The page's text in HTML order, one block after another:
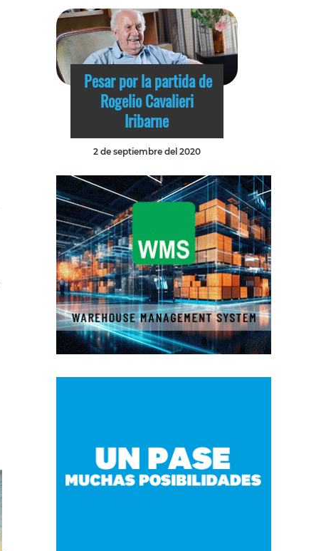
Pesar por la partida de
Rogelio Cavalieri
Iribarne
2 de septiembre del 2020